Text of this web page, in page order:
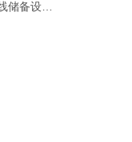
储备设硬